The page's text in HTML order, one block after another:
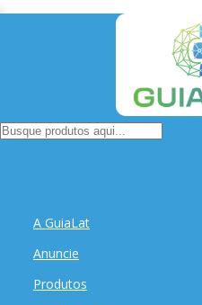
A GuiaLat
Anuncie
Produtos